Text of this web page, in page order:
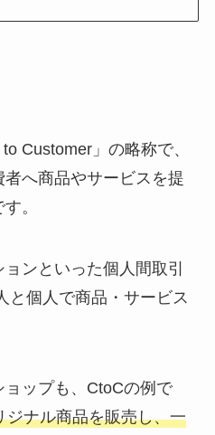
Customer」の略称で、
へ商品やサービスを提
。
ンといった個人間取引
と個人で商品・サービス
ップも、CtoCの例で
ジナル商品を販売し、一